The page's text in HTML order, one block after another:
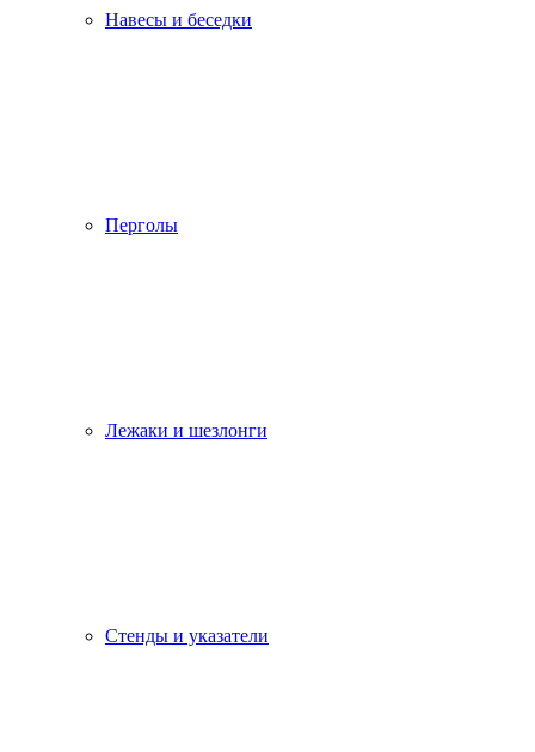
Навесы и беседки
Перголы
Лежаки и шезлонги
Стенды и указатели